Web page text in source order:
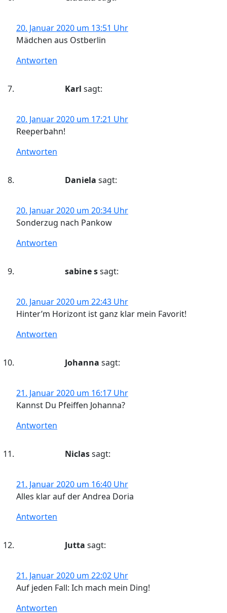
20. Januar 2020 um 13:51 Uhr
Mädchen aus Ostberlin
Antworten
Karl sagt:
20. Januar 2020 um 17:21 Uhr
Reeperbahn!
Antworten
Daniela sagt:
20. Januar 2020 um 20:34 Uhr
Sonderzug nach Pankow
Antworten
sabine ssagt:
20. Januar 2020 um 22:43 Uhr
Hinter’m Horizont ist ganz klar mein Favorit!
Antworten
Johanna sagt:
21. Januar 2020 um 16:17 Uhr
Kannst Du Pfeiffen Johanna?
Antworten
Niclassagt:
21. Januar 2020 um 16:40 Uhr
Alles klar auf der Andrea Doria
Antworten
Jutta sagt:
21. Januar 2020 um 22:02 Uhr
Auf jeden Fall: Ich mach mein Ding!
Antworten